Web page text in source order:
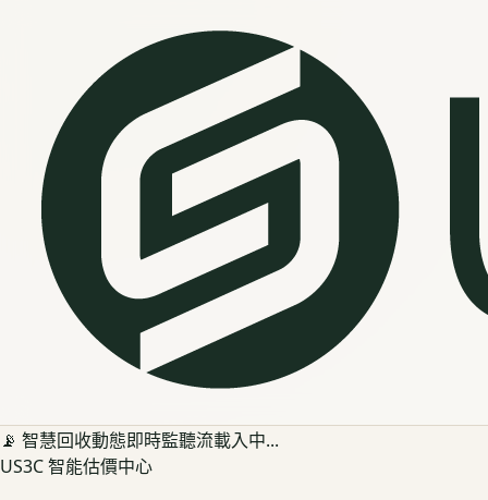
📡 智慧回收動態即時監聽流載入中...
US3C 智能估價中心